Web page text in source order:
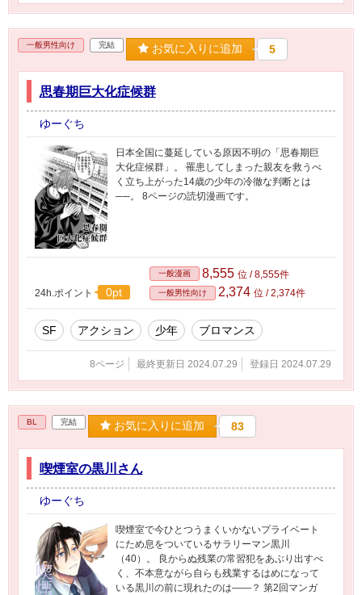
一般男性向け 完結 お気に入りに追加 5
思春期巨大化症候群
ゆーぐち
日本全国に蔓延している原因不明の「思春期巨
大化症候群」。 罹患してしまった親友を救うべ
く立ち上がった14歳の少年の冷徹な判断とは
──。 8ページの読切漫画です。
24h.ポイント 0pt
一般漫画 8,555 位 / 8,555件
一般男性向け 2,374 位 / 2,374件
SF アクション 少年 ブロマンス
8ページ 最終更新日 2024.07.29 登録日 2024.07.29
BL 完結 お気に入りに追加 83
喫煙室の黒川さん
ゆーぐち
喫煙室で今ひとつうまくいかないプライベート
にため息をついているサラリーマン黒川
（40）。 良からぬ残業の常習犯をあぶり出すべ
く、不本意ながら自らも残業するはめになって
いる黒川の前に現れたのは――？ 第2回マンガ